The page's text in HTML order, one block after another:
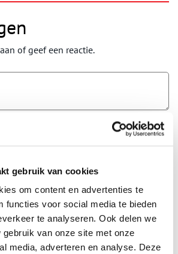
gebruik van cookies
om content en advertenties te
functies voor social media te bieden
te analyseren. Ook delen we
gebruik van onze site met onze
media, adverteren en analyse. Deze
of geef een reactie.
met *. Het e-mailadres wordt niet
op de hoogte gehouden wil worden.